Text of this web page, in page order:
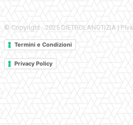
© Copyright - 2025 DIETROLANOTIZIA |
Termini e Condizioni
Privacy Policy